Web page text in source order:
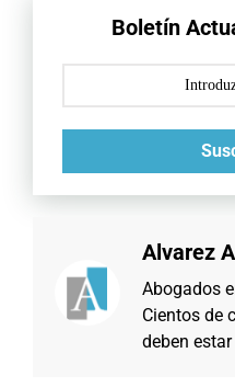
Boletín
Alvarez
Abogados
Cientos de
deben